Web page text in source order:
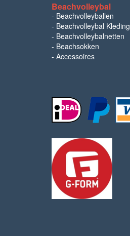
Beachvolleybal
- Beachvolleyballen
- Beachvolleybal Kleding
- Beachvolleybalnetten
- Beachsokken
- Accessoires